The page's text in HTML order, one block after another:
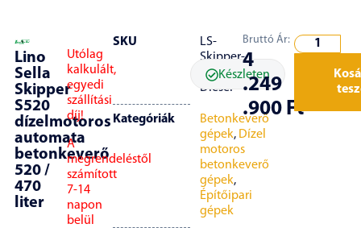
Lino
Sella
Skipper
S520
dízelmotoros
automata
betonkeverő
520 /
470
liter
Utólag
kalkulált,
egyedi
szállítási
díj!
A
megrendeléstől
számított
7-14
napon
belül
SKU
LS-
Skipper-
S520-
Diesel
Kategóriák
Betonkeverő
gépek, Dízel
motoros
betonkeverő
gépek,
Építőipari
gépek
Készleten
Bruttó Ár:
4
.249
.900 Ft